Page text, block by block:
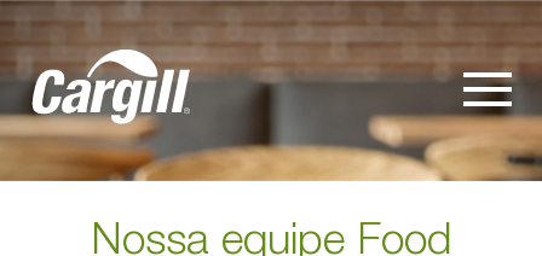
Nossa equipe Food